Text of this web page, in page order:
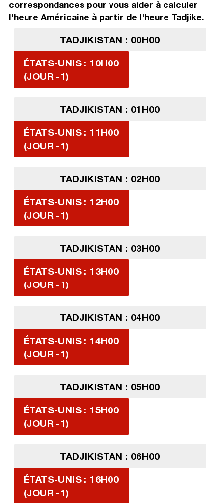
correspondances pour vous aider à calculer
l'heure Américaine à partir de l'heure Tadjike.
TADJIKISTAN : 00H00
ÉTATS-UNIS : 10H00
(JOUR -1)
TADJIKISTAN : 01H00
ÉTATS-UNIS : 11H00
(JOUR -1)
TADJIKISTAN : 02H00
ÉTATS-UNIS : 12H00
(JOUR -1)
TADJIKISTAN : 03H00
ÉTATS-UNIS : 13H00
(JOUR -1)
TADJIKISTAN : 04H00
ÉTATS-UNIS : 14H00
(JOUR -1)
TADJIKISTAN : 05H00
ÉTATS-UNIS : 15H00
(JOUR -1)
TADJIKISTAN : 06H00
ÉTATS-UNIS : 16H00
(JOUR -1)